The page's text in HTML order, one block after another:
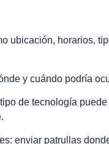
ubicación, horarios,
y cuándo podría
de tecnología
enviar patrullas